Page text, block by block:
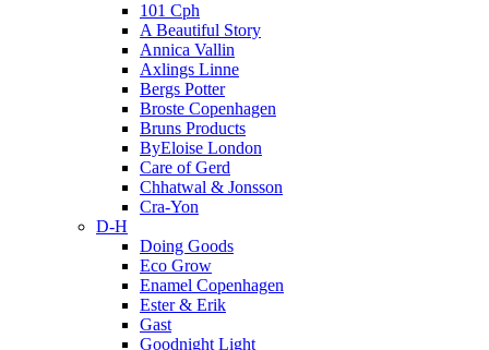
101 Cph
A Beautiful Story
Annica Vallin
Axlings Linne
Bergs Potter
Broste Copenhagen
Bruns Products
ByEloise London
Care of Gerd
Chhatwal & Jonsson
Cra-Yon
D-H
Doing Goods
Eco Grow
Enamel Copenhagen
Ester & Erik
Gast
Goodnight Light